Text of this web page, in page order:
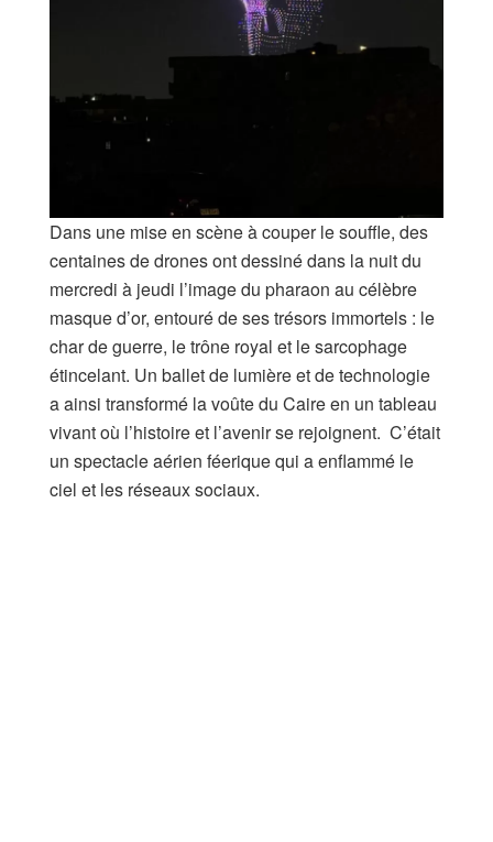
Dans une mise en scène à couper le souffle, des
centaines de drones ont dessiné dans la nuit du
mercredi à jeudi l’image du pharaon au célèbre
masque d’or, entouré de ses trésors immortels : le
char de guerre, le trône royal et le sarcophage
étincelant. Un ballet de lumière et de technologie
a ainsi transformé la voûte du Caire en un tableau
vivant où l’histoire et l’avenir se rejoignent. C’était
un spectacle aérien féerique qui a enflammé le
ciel et les réseaux sociaux.